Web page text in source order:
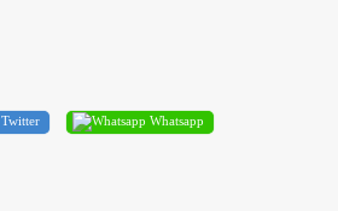
Twitter Whatsapp